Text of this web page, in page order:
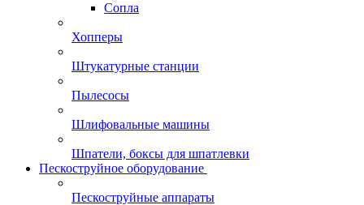
Сопла
Хопперы
Штукатурные станции
Пылесосы
Шлифовальные машины
Шпатели, боксы для шпатлевки
Пескоструйное оборудование
Пескоструйные аппараты